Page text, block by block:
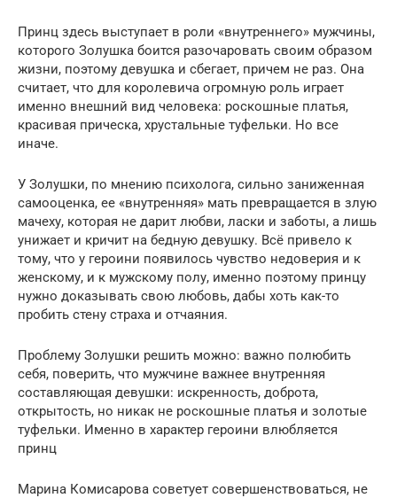
Принц здесь выступает в роли «внутреннего» мужчины,
которого Золушка боится разочаровать своим образом
жизни, поэтому девушка и сбегает, причем не раз. Она
считает, что для королевича огромную роль играет
именно внешний вид человека: роскошные платья,
красивая прическа, хрустальные туфельки. Но все
иначе.
У Золушки, по мнению психолога, сильно заниженная
самооценка, ее «внутренняя» мать превращается в злую
мачеху, которая не дарит любви, ласки и заботы, а лишь
унижает и кричит на бедную девушку. Всё привело к
тому, что у героини появилось чувство недоверия и к
женскому, и к мужскому полу, именно поэтому принцу
нужно доказывать свою любовь, дабы хоть как-то
пробить стену страха и отчаяния.
Проблему Золушки решить можно: важно полюбить
себя, поверить, что мужчине важнее внутренняя
составляющая девушки: искренность, доброта,
открытость, но никак не роскошные платья и золотые
туфельки. Именно в характер героини влюбляется
принц
Марина Комисарова советует совершенствоваться, не